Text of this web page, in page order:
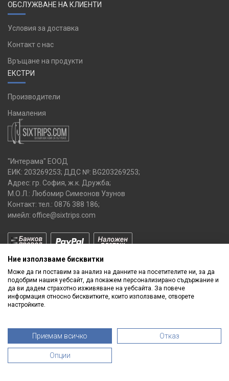
ОБСЛУЖВАНЕ НА КЛИЕНТИ
Условия за доставка
Контакт с нас
Връщане на продукти
ЕКСТРИ
Производители
Намаления
"Интерама" ЕООД
ЕИК: 203269253; ДДС №: BG203269253;
Адрес: гр. София, ж.к. Дружба;
М.О.Л.: Любомир Симеонов Узунов
Контакт: тел.: 0876 388 186;
имейл: office@sixtrips.com
Получавай нашите
Ние използваме бисквитки
Може да ги поставим за анализ на данните на посетителите ни, за да
подобрим нашия уебсайт, да покажем персонализирано съдържание и
да ви дадем страхотно изживяване на уебсайта. За повече
информация относно бисквитките, които използваме, отворете
настройките.
Приемам всичко Отказ
Опции